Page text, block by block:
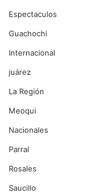
Espectaculos
Guachochi
Internacional
juárez
La Región
Meoqui
Nacionales
Parral
Rosales
Saucillo